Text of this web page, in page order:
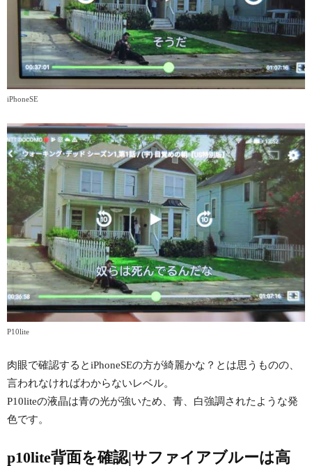
iPhoneSE
P10lite
肉眼で確認するとiPhoneSEの方が綺麗かな？とは思うものの、
言われなければわからないレベル。
P10liteの液晶は青の光が強いため、青、白強調されたような発
色です。
p10lite背面を確認|サファイアブルーは高